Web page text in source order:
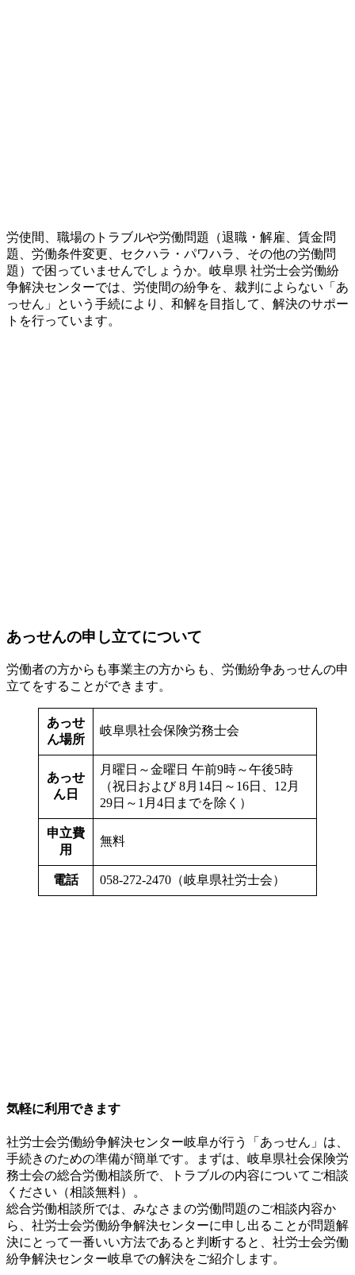
労使間、職場のトラブルや労働問題（退職・解雇、賃金問
題、労働条件変更、セクハラ・パワハラ、その他の労働問
題）で困っていませんでしょうか。岐阜県 社労士会労働紛
争解決センターでは、労使間の紛争を、裁判によらない「あ
っせん」という手続により、和解を目指して、解決のサポー
トを行っています。
あっせんの申し立てについて
労働者の方からも事業主の方からも、労働紛争あっせんの申
立てをすることができます。
あっせ
ん場所
岐阜県社会保険労務士会
あっせ
ん日
月曜日～金曜日 午前9時～午後5時
（祝日および 8月14日～16日、12月
29日～1月4日までを除く）
申立費
用
無料
電話 058-272-2470（岐阜県社労士会）
気軽に利用できます
社労士会労働紛争解決センター岐阜が行う「あっせん」は、
手続きのための準備が簡単です。まずは、岐阜県社会保険労
務士会の総合労働相談所で、トラブルの内容についてご相談
ください（相談無料）。
総合労働相談所では、みなさまの労働問題のご相談内容か
ら、社労士会労働紛争解決センターに申し出ることが問題解
決にとって一番いい方法であると判断すると、社労士会労働
紛争解決センター岐阜での解決をご紹介します。